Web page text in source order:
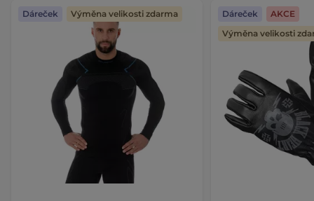
Dáreček Výměna velikosti zdarma Dáreček
AKCE
Výměna velikosti